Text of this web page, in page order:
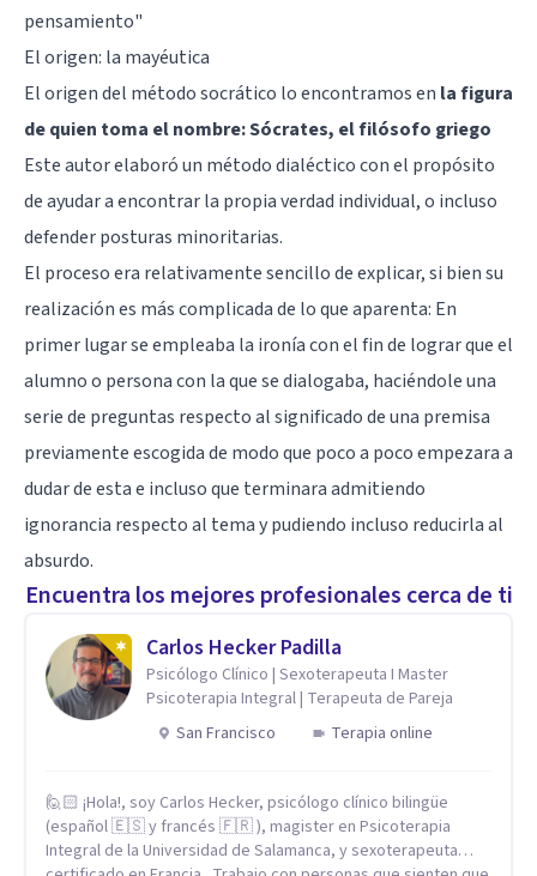
pensamiento"
El origen: la mayéutica
El origen del método socrático lo encontramos en la figura
de quien toma el nombre: Sócrates, el filósofo griego
Este autor elaboró un método dialéctico con el propósito
de ayudar a encontrar la propia verdad individual, o incluso
defender posturas minoritarias.
El proceso era relativamente sencillo de explicar, si bien su
realización es más complicada de lo que aparenta: En
primer lugar se empleaba la ironía con el fin de lograr que el
alumno o persona con la que se dialogaba, haciéndole una
serie de preguntas respecto al significado de una premisa
previamente escogida de modo que poco a poco empezara a
dudar de esta e incluso que terminara admitiendo
ignorancia respecto al tema y pudiendo incluso reducirla al
absurdo.
Encuentra los mejores profesionales cerca de ti
Carlos Hecker Padilla
Psicólogo Clínico | Sexoterapeuta I Master
Psicoterapia Integral | Terapeuta de Pareja
San Francisco
Terapia online
🙋🏻 ¡Hola!, soy Carlos Hecker, psicólogo clínico bilingüe
(español 🇪🇸 y francés 🇫🇷 ), magister en Psicoterapia
Integral de la Universidad de Salamanca, y sexoterapeuta